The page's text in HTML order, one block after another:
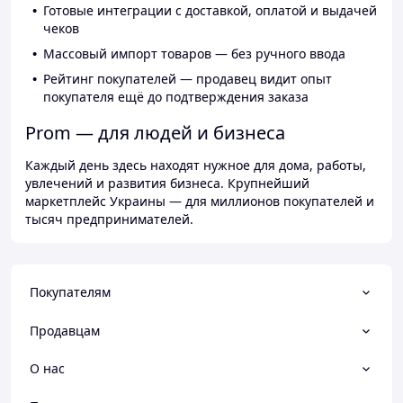
Готовые интеграции с доставкой, оплатой и выдачей
чеков
Массовый импорт товаров — без ручного ввода
Рейтинг покупателей — продавец видит опыт
покупателя ещё до подтверждения заказа
Prom — для людей и бизнеса
Каждый день здесь находят нужное для дома, работы,
увлечений и развития бизнеса. Крупнейший
маркетплейс Украины — для миллионов покупателей и
тысяч предпринимателей.
Покупателям
Продавцам
О нас